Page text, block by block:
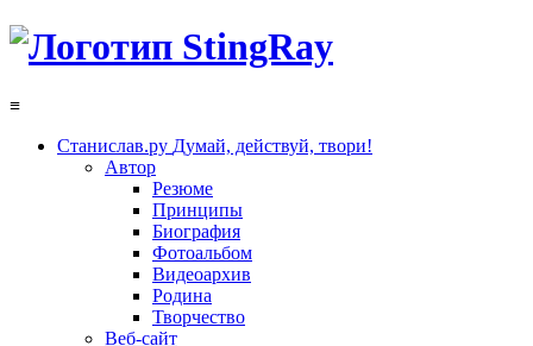
≡
Станислав.ру Думай, действуй, твори!
Автор
Резюме
Принципы
Биография
Фотоальбом
Видеоархив
Родина
Творчество
Веб-сайт